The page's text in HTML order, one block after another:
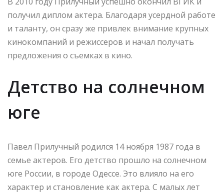
получил диплом актера. Благодаря усердной работе
и таланту, он сразу же привлек внимание крупных
кинокомпаний и режиссеров и начал получать
предложения о съемках в кино.
Детство на солнечном
юге
Павел Прилучный родился 14 ноября 1987 года в
семье актеров. Его детство прошло на солнечном
юге России, в городе Одессе. Это влияло на его
характер и становление как актера. С малых лет